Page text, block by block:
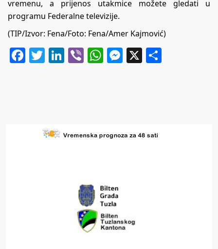
vremenu, a prijenos utakmice možete gledati u
programu Federalne televizije.
(TIP/Izvor: Fena/Foto: Fena/Amer Kajmović)
Facebook
Twitter
LinkedIn
ViberWhatsApp
Messenger
X